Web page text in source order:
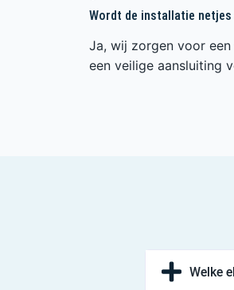
Wordt de installatie
Ja, wij zorgen voor
een veilige aansluiting
Welke